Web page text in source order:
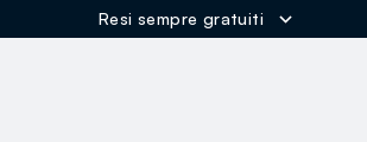
Resi sempre gratuiti